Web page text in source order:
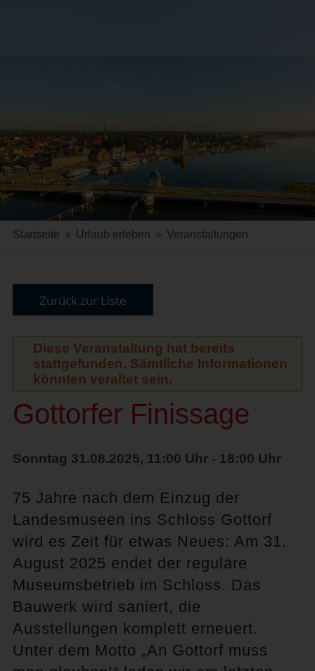
Startseite » Urlaub erleben » Veranstaltungen
Zurück zur Liste
Diese Veranstaltung hat bereits
stattgefunden. Sämtliche Informationen
könnten veraltet sein.
Gottorfer Finissage
Sonntag 31.08.2025, 11:00 Uhr - 18:00 Uhr
75 Jahre nach dem Einzug der
Landesmuseen ins Schloss Gottorf
wird es Zeit für etwas Neues: Am 31.
August 2025 endet der reguläre
Museumsbetrieb im Schloss. Das
Bauwerk wird saniert, die
Ausstellungen komplett erneuert.
Unter dem Motto „An Gottorf muss